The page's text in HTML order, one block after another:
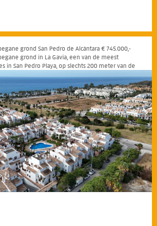
grond San Pedro de Alcántara € 745.000,-
grond in La Gavia, een van de meest
in San Pedro Playa, op slechts 200 meter van de